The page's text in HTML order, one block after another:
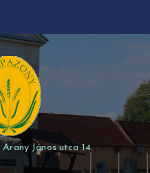
János utca 14.